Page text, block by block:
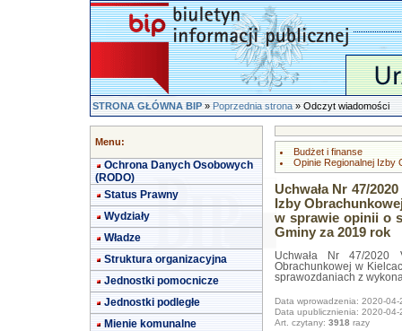
STRONA GŁÓWNA BIP»Poprzednia strona» Odczyt wiadomości
Menu:
Ochrona Danych Osobowych
(RODO)
Status Prawny
Wydziały
Władze
Struktura organizacyjna
Jednostki pomocnicze
Jednostki podległe
Mienie komunalne
Budżet i finanse
Opinie Regionalnej Izby
Uchwała Nr 47/
Izby
w sprawie opinii o
Gminy za 2019 rok
Uchwała Nr 47/2020
Obrachunkowej w
sprawozdaniach z
Data wprowadzenia: 2020-04-
Data upublicznienia: 2020-04-
Art. czytany: 3918 razy